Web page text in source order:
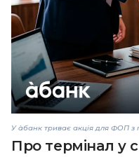
У àбанк триває акція для ФОП з
Про термінал у